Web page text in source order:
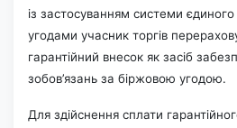
із застосуванням системи
угодами учасник торгів
гарантійний внесок як засіб
зобов’язань за біржовою угодою.
Для здійснення сплати